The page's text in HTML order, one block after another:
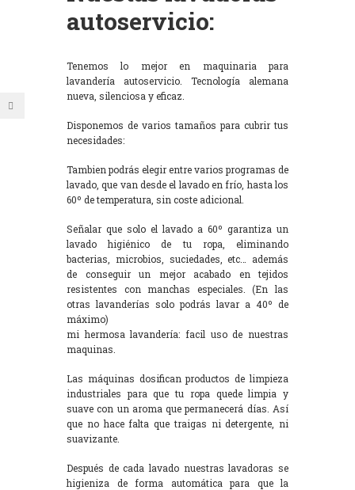
autoservicio:
Tenemos lo mejor en maquinaria para
lavandería autoservicio. Tecnología alemana
nueva, silenciosa y eficaz.
Disponemos de varios tamaños para cubrir tus
necesidades:
Tambien podrás elegir entre varios programas de
lavado, que van desde el lavado en frío, hasta los
60º de temperatura, sin coste adicional.
Señalar que solo el lavado a 60º garantiza un
lavado higiénico de tu ropa, eliminando
bacterias, microbios, suciedades, etc… además
de conseguir un mejor acabado en tejidos
resistentes con manchas especiales. (En las
otras lavanderías solo podrás lavar a 40º de
máximo)
mi hermosa lavandería: facil uso de nuestras
maquinas.
Las máquinas dosifican productos de limpieza
industriales para que tu ropa quede limpia y
suave con un aroma que permanecerá días. Así
que no hace falta que traigas ni detergente, ni
suavizante.
Después de cada lavado nuestras lavadoras se
higieniza de forma automática para que la